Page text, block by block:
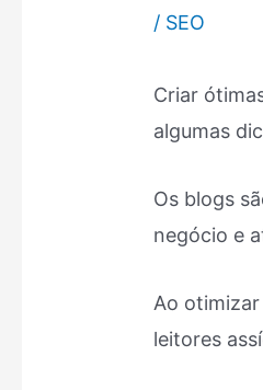
/ SEO
Criar
algumas
Os blogs
negócio e
Ao
leitores